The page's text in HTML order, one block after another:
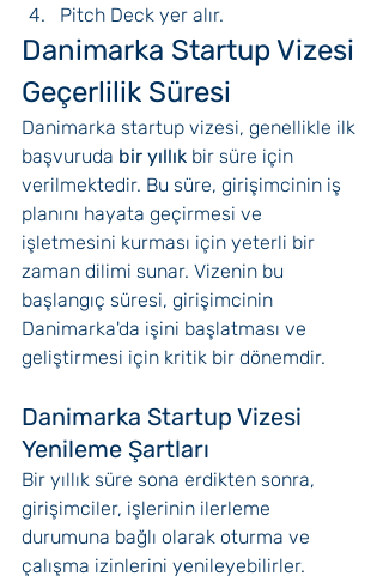
Pitch Deck yer alır.
Danimarka Startup Vizesi
Geçerlilik Süresi
Danimarka startup vizesi, genellikle ilk
başvuruda bir yıllık bir süre için
verilmektedir. Bu süre, girişimcinin iş
planını hayata geçirmesi ve
işletmesini kurması için yeterli bir
zaman dilimi sunar. Vizenin bu
başlangıç süresi, girişimcinin
Danimarka'da işini başlatması ve
geliştirmesi için kritik bir dönemdir.
Danimarka Startup Vizesi
Yenileme Şartları
Bir yıllık süre sona erdikten sonra,
girişimciler, işlerinin ilerleme
durumuna bağlı olarak oturma ve
çalışma izinlerini yenileyebilirler.